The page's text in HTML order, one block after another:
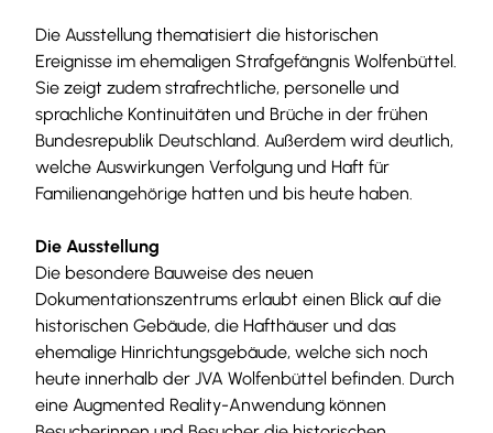
i
e
l
e
n
Die Ausstellung thematisiert die historischen
Ereignisse im ehemaligen Strafgefängnis Wolfenbüttel.
Sie zeigt zudem strafrechtliche, personelle und
sprachliche Kontinuitäten und Brüche in der frühen
Bundesrepublik Deutschland. Außerdem wird deutlich,
welche Auswirkungen Verfolgung und Haft für
Familienangehörige hatten und bis heute haben.
Die Ausstellung
Die besondere Bauweise des neuen
Dokumentationszentrums erlaubt einen Blick auf die
historischen Gebäude, die Hafthäuser und das
ehemalige Hinrichtungsgebäude, welche sich noch
heute innerhalb der JVA Wolfenbüttel befinden. Durch
eine Augmented Reality-Anwendung können